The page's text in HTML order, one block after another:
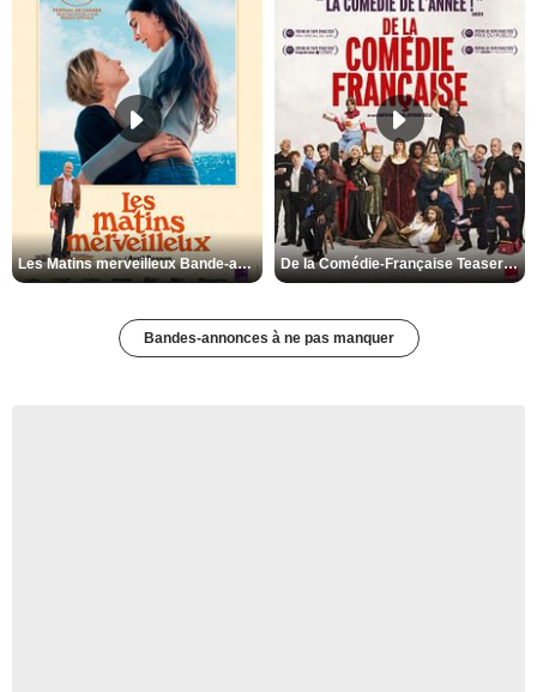
Les Matins merveilleux Bande-annonce VF De la Comédie-Française Teaser VF
Bandes-annonces à ne pas manquer